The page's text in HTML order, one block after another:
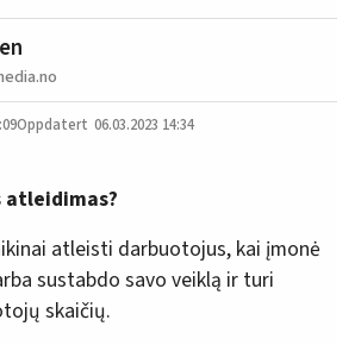
06.03.2023 14:34
atleidimas?
atleisti darbuotojus, kai įmonė
sustabdo savo veiklą ir turi
skaičių.